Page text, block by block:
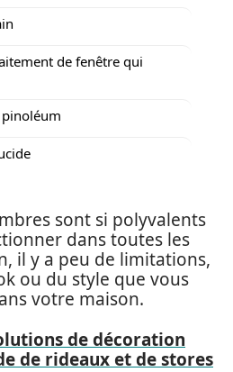
de fenêtre qui
sont si polyvalents
dans toutes les
il y a peu de limitations,
ou du style que vous
votre maison.
de décoration
de rideaux et de stores